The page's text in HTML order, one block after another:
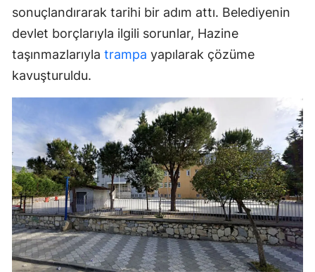
sonuçlandırarak tarihi bir adım attı. Belediyenin
devlet borçlarıyla ilgili sorunlar, Hazine
taşınmazlarıyla trampa yapılarak çözüme
kavuşturuldu.